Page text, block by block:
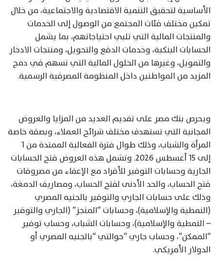
الأساسية لتحقيق التنمية الاقتصادية والاجتماعية، من خلال
تمكين مختلف فئات المجتمع من الوصول إلى الخدمات
والمنتجات المالية التي تلبي احتياجاتهم، بما يشمل
الحسابات البنكية، وخدمات الدفع والتحويل، ومنتجات الادخار
والتمويل، وغيرها من الحلول المالية التي تسهم في دمج
المزيد من المواطنين داخل المنظومة المصرفية الرسمية.
ويحرص بنك مصر على تقديم العديد من المزايا والعروض
المجانية التي تستهدف مختلف شرائح العملاء، وبصفة خاصة
المرأة والشباب، وذلك طوال فترة الفعالية الممتدة من 1
إلى 15 أغسطس 2026. وتشمل هذه العروض فتح الحسابات
الجارية وحسابات التوفير للأفراد مع الإعفاء من مصروفات
فتح الحساب، والحد الأدنى لفتح الحساب، ومصاريف الدمغة،
وذلك على حسابات الجاري والتوفير بالجنيه المصري
(النمطية والإسلامية)، وحسابات “المنجز” (الجاري والتوفير
– النمطية والإسلامية)، وحسابات الشباب، وحساب توفير
“الممكن”، وحساب جاري “حوالتي “بالجنيه المصري أو
الدولار الأمريكي.